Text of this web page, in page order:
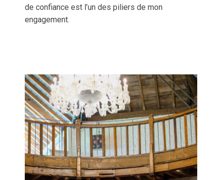
de confiance est l’un des piliers de mon
engagement.